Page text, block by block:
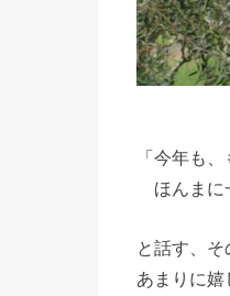
「今年も
ほんまに
と話す、
あまりに